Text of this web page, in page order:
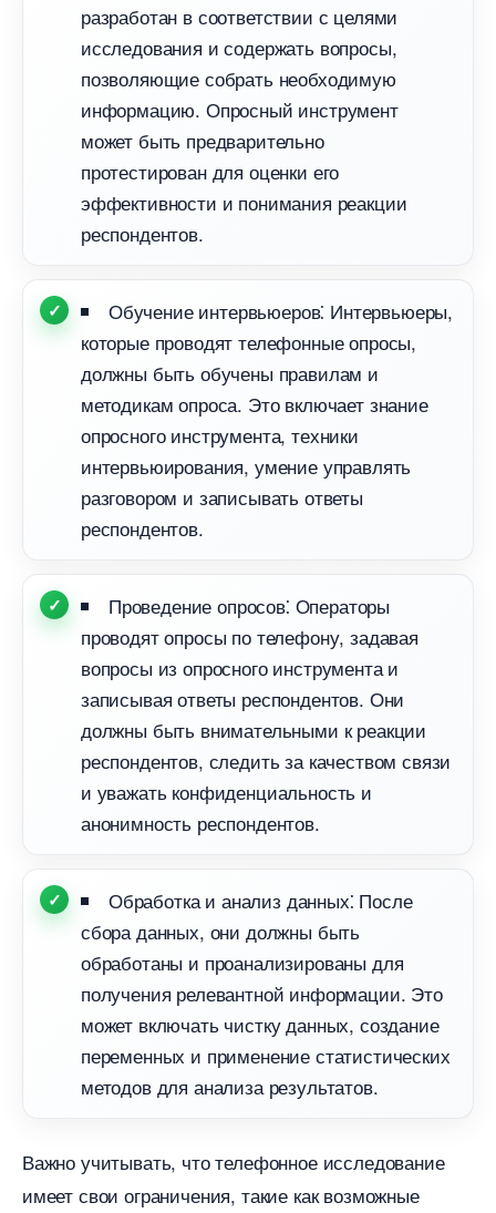
разработан в соответствии с целями
исследования и содержать вопросы,
позволяющие собрать необходимую
информацию.​ Опросный инструмент
может быть предварительно
протестирован для оценки его
эффективности и понимания реакции
респондентов.​
Обучение интервьюеров⁚ Интервьюеры,
которые проводят телефонные опросы,
должны быть обучены правилам и
методикам опроса.​ Это включает знание
опросного инструмента, техники
интервьюирования, умение управлять
разговором и записывать ответы
респондентов.​
Проведение опросов⁚ Операторы
проводят опросы по телефону, задавая
опросы из опросного инструмента и
записывая ответы респондентов.​ Они
должны быть внимательными к реакции
респондентов, следить за качеством связи
и уважать конфиденциальность и
анонимность респондентов.​
Обработка и анализ данных⁚ После
сбора данных, они должны быть
обработаны и проанализированы для
получения релевантной информации. Это
может включать чистку данных, создание
переменных и применение статистических
методов для анализа результатов.​
ажно учитывать, что телефонное исследование
имеет свои ограничения, такие как возможные